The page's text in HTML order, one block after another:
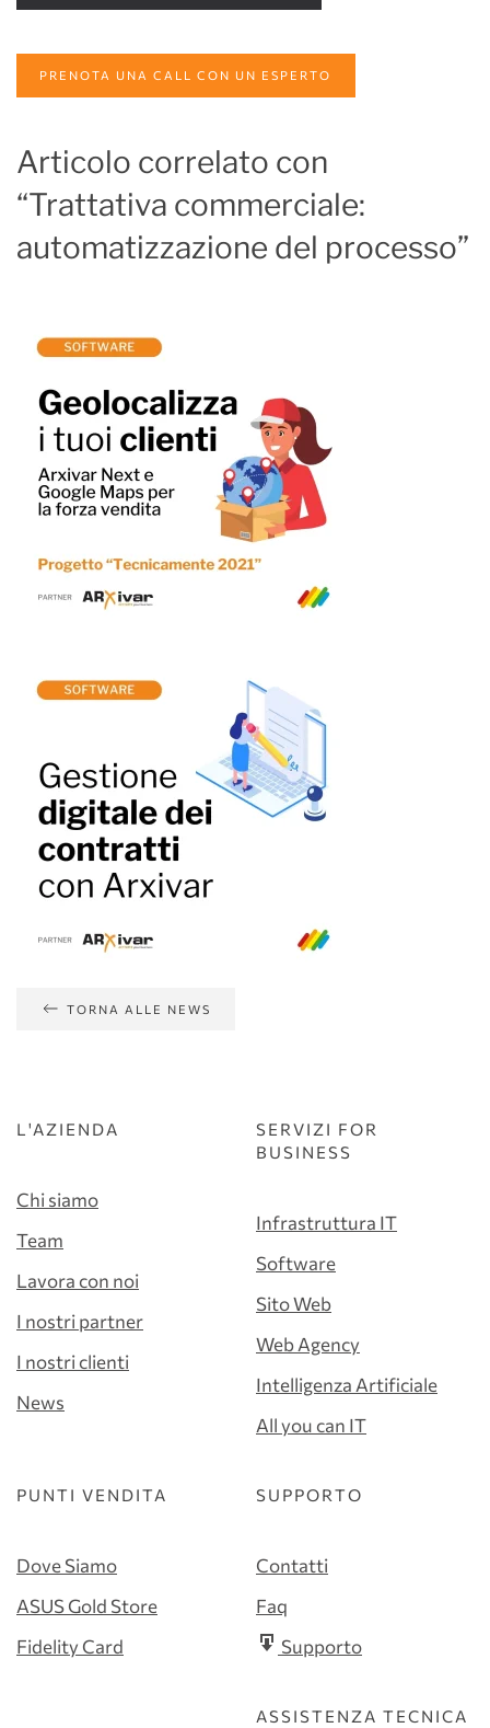
PRENOTA UNA CALL CON UN ESPERTO
Articolo correlato con
“Trattativa commerciale:
automatizzazione del processo”
TORNA ALLE NEWS
L'AZIENDA
Chi siamo
Team
Lavora con noi
I nostri partner
I nostri clienti
News
SERVIZI FOR
BUSINESS
Infrastruttura IT
Software
Sito Web
Web Agency
Intelligenza Artificiale
All you can IT
PUNTI VENDITA
Dove Siamo
ASUS Gold Store
Fidelity Card
SUPPORTO
Contatti
Faq
Supporto
ASSISTENZA TECNICA